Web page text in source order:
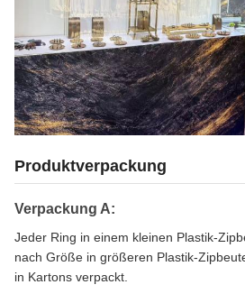
Produktverpackung
Verpackung A:
Jeder Ring in einem kleinen Plastik-
nach Größe in größeren Plastik-
in Kartons verpackt.